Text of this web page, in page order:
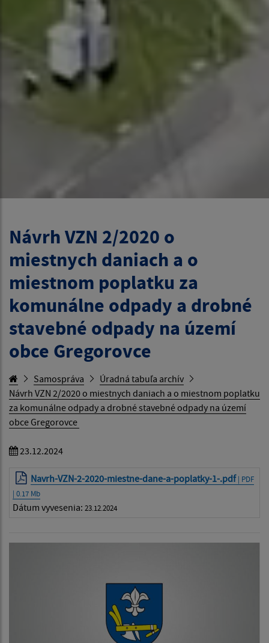
Návrh VZN 2/2020 o
miestnych daniach a o
miestnom poplatku za
komunálne odpady a drobné
stavebné odpady na území
obce Gregorovce
Samospráva
Úradná tabuľa archív
Návrh VZN 2/2020 o miestnych daniach a o miestnom poplatku
za komunálne odpady a drobné stavebné odpady na území
obce Gregorovce
23.12.2024
Navrh-VZN-2-2020-miestne-dane-a-poplatky-1-.pdf | PDF
| 0.17 Mb
Dátum vyvesenia: 23.12.2024